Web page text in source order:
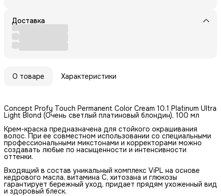
Доставка
О товаре Характеристики
Concept Profy Touch Permanent Color Cream 10.1 Platinum Ultra
Light Blond (Очень светлый платиновый блондин), 100 мл
Крем-краска предназначена для стойкого окрашивания
волос. При ее совместном использовании со специальными
профессиональными микстонами и корректорами можно
создавать любые по насыщенности и интенсивности
оттенки.
Входящий в состав уникальный комплекс ViPL на основе
кедрового масла, витамина C, хитозана и глюкозы
гарантирует бережный уход, придает прядям ухоженный вид
и здоровый блеск.